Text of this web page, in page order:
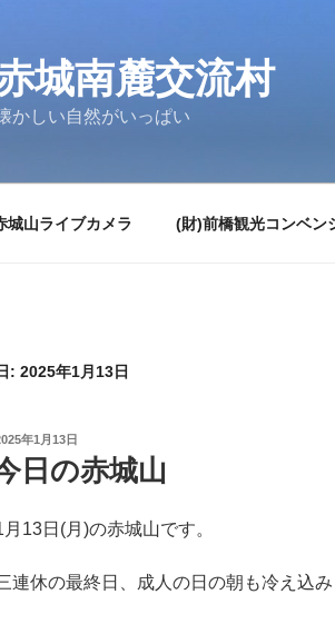
城南麓交流村
かしい自然がいっぱい
城山ライブカメラ (財)前橋観光コンベン
: 2025年1月13日
稿
:
年1月13日
日の赤城山
月13日(月)の赤城山です。
連休の最終日、成人の日の朝も冷え込み